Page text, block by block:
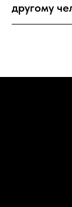
другому